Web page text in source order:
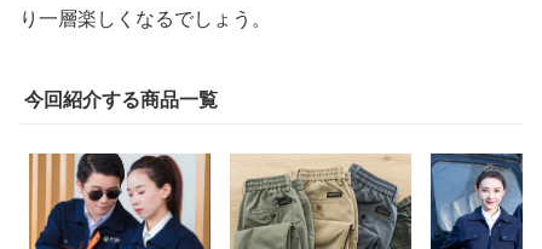
り一層楽しくなるでしょう。
今回紹介する商品一覧